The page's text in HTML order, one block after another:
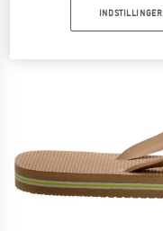
INDSTILLINGER